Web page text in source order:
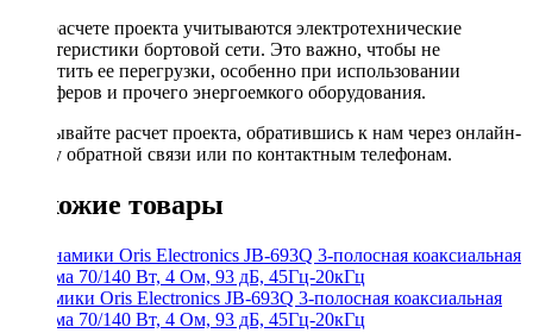
При расчете проекта учитываются электротехнические
характеристики бортовой сети. Это важно, чтобы не
допустить ее перегрузки, особенно при использовании
сабвуферов и прочего энергоемкого оборудования.
Заказывайте расчет проекта, обратившись к нам через онлайн-
форму обратной связи или по контактным телефонам.
Похожие товары
Динамики Oris Electronics JB-693Q 3-полосная коаксиальная
система 70/140 Вт, 4 Ом, 93 дБ, 45Гц-20кГц